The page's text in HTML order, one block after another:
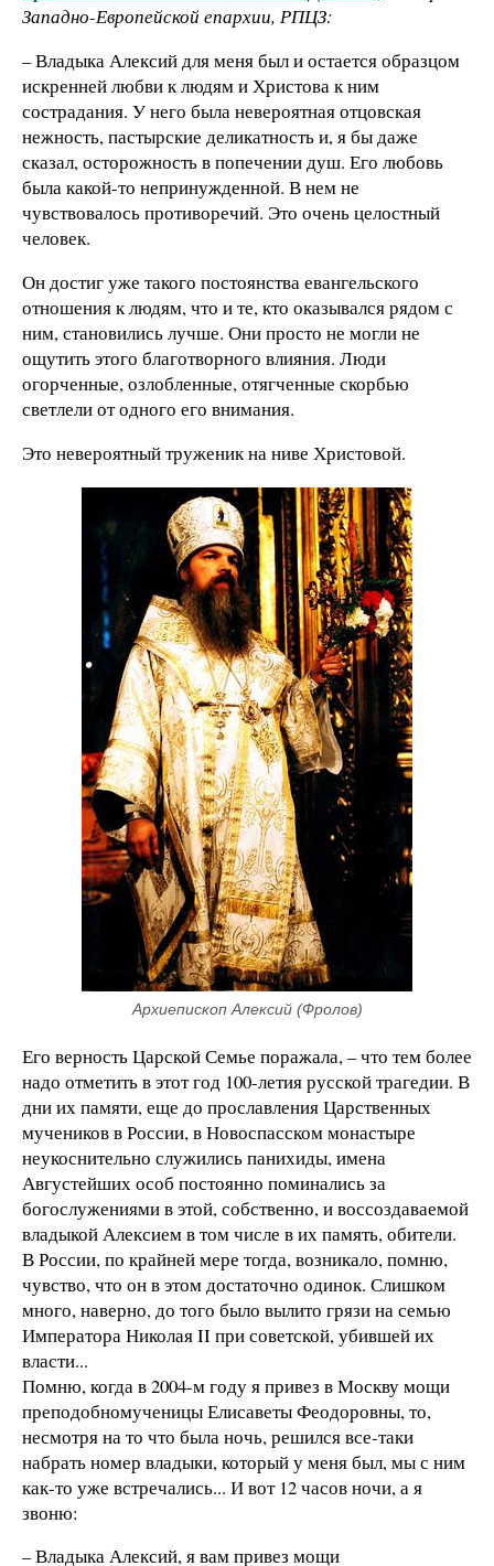
Западно-Европейской епархии, РПЦЗ:
– Владыка Алексий для меня был и остается образцом
искренней любви к людям и Христова к ним
сострадания. У него была невероятная отцовская
нежность, пастырские деликатность и, я бы даже
сказал, осторожность в попечении душ. Его любовь
была какой-то непринужденной. В нем не
чувствовалось противоречий. Это очень целостный
человек.
Он достиг уже такого постоянства евангельского
отношения к людям, что и те, кто оказывался рядом с
ним, становились лучше. Они просто не могли не
ощутить этого благотворного влияния. Люди
огорченные, озлобленные, отягченные скорбью
светлели от одного его внимания.
Это невероятный труженик на ниве Христовой.
Архиепископ Алексий (Фролов)
Его верность Царской Семье поражала, – что тем более
надо отметить в этот год 100-летия русской трагедии. В
дни их памяти, еще до прославления Царственных
мучеников в России, в Новоспасском монастыре
неукоснительно служились панихиды, имена
Августейших особ постоянно поминались за
богослужениями в этой, собственно, и воссоздаваемой
владыкой Алексием в том числе в их память, обители.
В России, по крайней мере тогда, возникало, помню,
чувство, что он в этом достаточно одинок. Слишком
много, наверно, до того было вылито грязи на семью
Императора Николая II при советской, убившей их
власти...
Помню, когда в 2004-м году я привез в Москву мощи
преподобномученицы Елисаветы Феодоровны, то,
несмотря на то что была ночь, решился все-таки
набрать номер владыки, который у меня был, мы с ним
как-то уже встречались... И вот 12 часов ночи, а я
звоню:
– Владыка Алексий, я вам привез мощи